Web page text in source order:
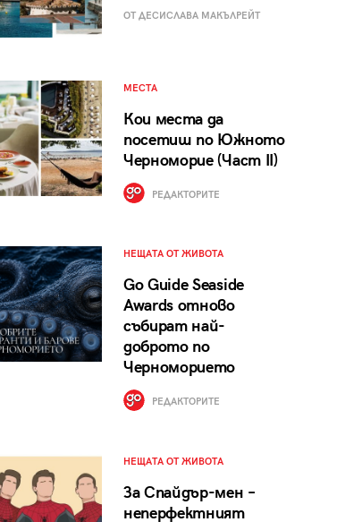
ОТ ДЕСИСЛАВА МАКЪЛРЕЙТ
МЕСТА
Кои места да
посетиш по Южното
Черноморие (Част II)
РЕДАКТОРИТЕ
НЕЩАТА ОТ ЖИВОТА
Go Guide Seaside
Awards отново
събират най-
доброто по
Черноморието
РЕДАКТОРИТЕ
НЕЩАТА ОТ ЖИВОТА
За Спайдър-мен –
неперфектният